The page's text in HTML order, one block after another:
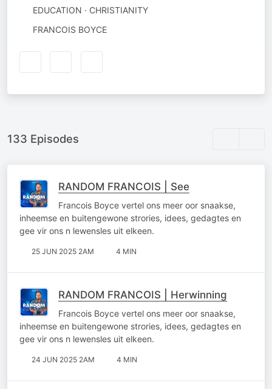
EDUCATION · CHRISTIANITY
AUTHORED
FRANCOIS BOYCE
133 Episodes
RANDOM FRANCOIS | See
Francois Boyce vertel ons meer oor snaakse,
inheemse en buitengewone strories, idees, gedagtes en
gee vir ons n lewensles uit elkeen.
25 JUN 2025 2AM 4 MIN
RANDOM FRANCOIS | Herwinning
Francois Boyce vertel ons meer oor snaakse,
inheemse en buitengewone strories, idees, gedagtes en
gee vir ons n lewensles uit elkeen.
24 JUN 2025 2AM 4 MIN